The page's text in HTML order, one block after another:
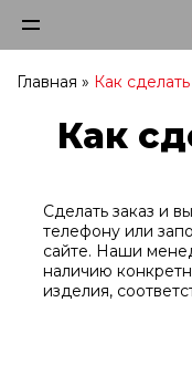
Главная » Как сделать
Как
Сделать заказ и
телефону или
сайте. Наши
наличию
изделия,